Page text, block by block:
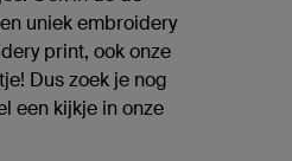
uniek embroidery
print, ook onze
Dus zoek je nog
een kijkje in onze